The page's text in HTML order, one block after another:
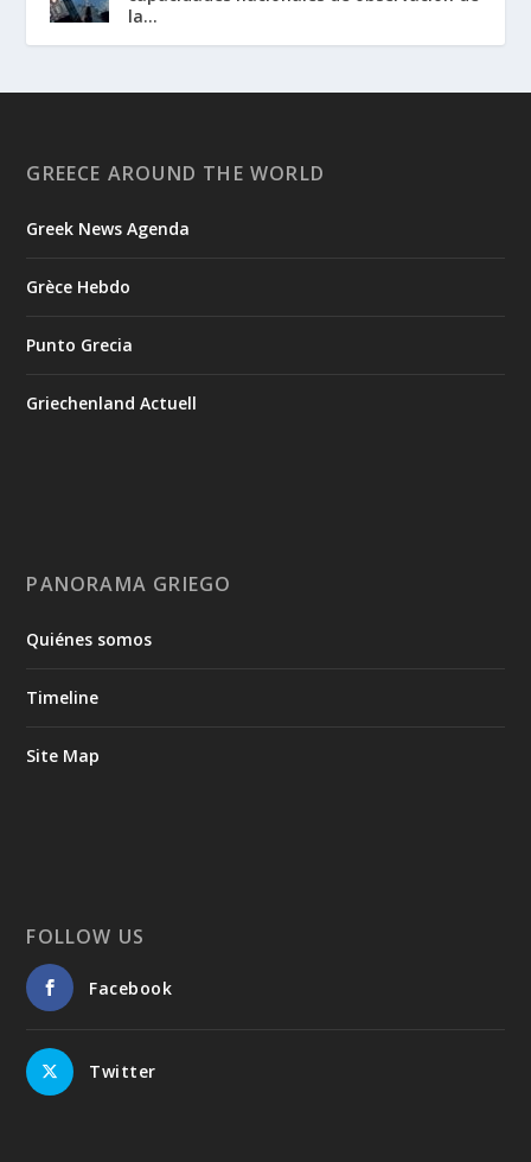
la...
GREECE AROUND THE WORLD
Greek News Agenda
Grèce Hebdo
Punto Grecia
Griechenland Actuell
PANORAMA GRIEGO
Quiénes somos
Timeline
Site Map
FOLLOW US
Facebook
Twitter